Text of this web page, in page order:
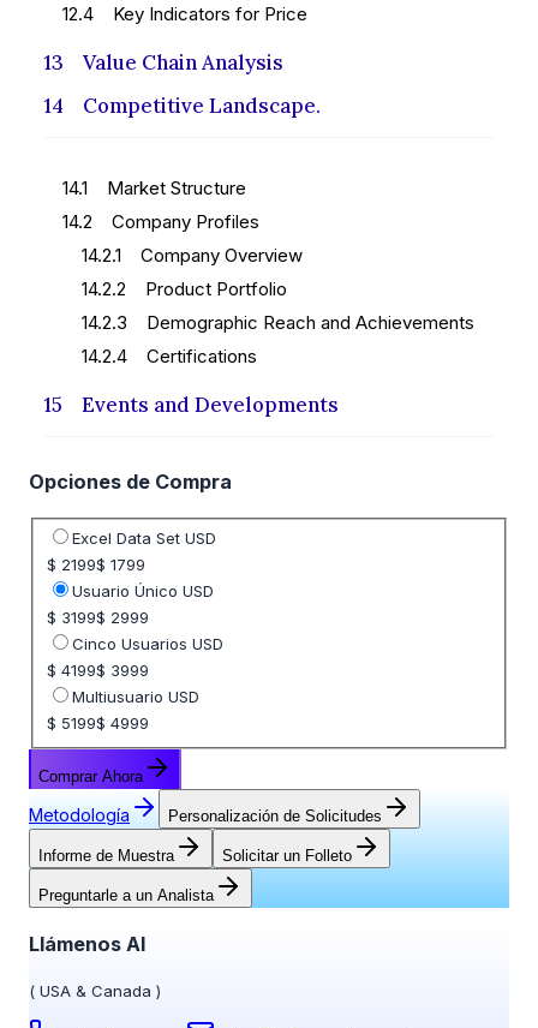
12.4 Key Indicators for Price
13 Value Chain Analysis
14 Competitive Landscape.
14.1 Market Structure
14.2 Company Profiles
14.2.1 Company Overview
14.2.2 Product Portfolio
14.2.3 Demographic Reach and Achievements
14.2.4 Certifications
15 Events and Developments
Opciones de Compra
Seleccione opción de precio
Excel Data Set USD
$ 2199$ 1799
Usuario Único USD
$ 3199$ 2999
Cinco Usuarios USD
$ 4199$ 3999
Multiusuario USD
$ 5199$ 4999
Comprar Ahora
Metodología Personalización de Solicitudes
Informe de Muestra Solicitar un Folleto
Preguntarle a un Analista
Llámenos Al
( USA & Canada )